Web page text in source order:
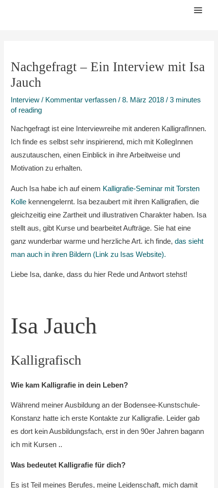
Nachgefragt – Ein Interview mit Isa
Jauch
Interview / Kommentar verfassen /8. März 2018/3 minutes
of reading
Nachgefragt ist eine Interviewreihe mit anderen KalligrafInnen.
Ich finde es selbst sehr inspirierend, mich mit KollegInnen
auszutauschen, einen Einblick in ihre Arbeitweise und
Motivation zu erhalten.
Auch Isa habe ich auf einem Kalligrafie-Seminar mit Torsten
Kolle kennengelernt. Isa bezaubert mit ihren Kalligrafien, die
gleichzeitig eine Zartheit und illustrativen Charakter haben. Isa
stellt aus, gibt Kurse und bearbeitet Aufträge. Sie hat eine
ganz wunderbar warme und herzliche Art. ich finde,das sieht
man auch in ihren Bildern (Link zu Isas Website).
Liebe Isa, danke, dass du hier Rede und Antwort stehst!
Isa Jauch
Kalligrafisch
Wie kam Kalligrafie in dein Leben?
Während meiner Ausbildung an der Bodensee-Kunstschule-
Konstanz hatte ich erste Kontakte zur Kalligrafie. Leider gab
es dort kein Ausbildungsfach, erst in den 90er Jahren bagann
ich mit Kursen ..
Was bedeutet Kalligrafie für dich?
Es ist Teil meines Berufes, meine Leidenschaft, mich damit